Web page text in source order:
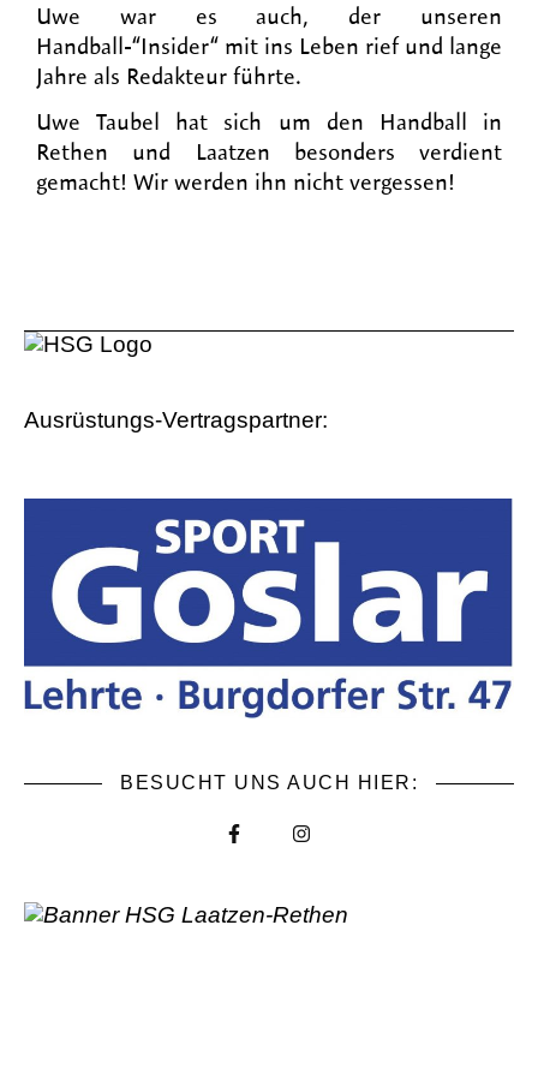
Uwe war es auch, der unseren
Handball-“Insider“ mit ins Leben rief und lange
Jahre als Redakteur führte.
Uwe Taubel hat sich um den Handball in
Rethen und Laatzen besonders verdient
gemacht! Wir werden ihn nicht vergessen!
Ausrüstungs-Vertragspartner:
BESUCHT UNS AUCH HIER: